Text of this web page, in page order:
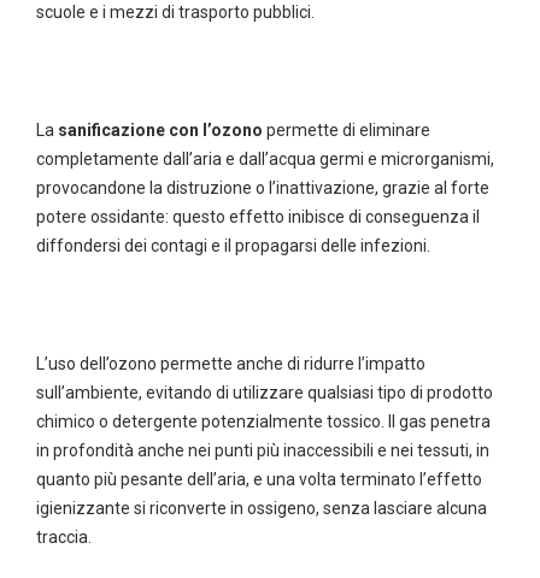
scuole e i mezzi di trasporto pubblici.
La sanificazione con l’ozono permette di eliminare
completamente dall’aria e dall’acqua germi e microrganismi,
provocandone la distruzione o l’inattivazione, grazie al forte
potere ossidante: questo effetto inibisce di conseguenza il
diffondersi dei contagi e il propagarsi delle infezioni.
L’uso dell’ozono permette anche di ridurre l’impatto
sull’ambiente, evitando di utilizzare qualsiasi tipo di prodotto
chimico o detergente potenzialmente tossico. Il gas penetra
in profondità anche nei punti più inaccessibili e nei tessuti, in
quanto più pesante dell’aria, e una volta terminato l’effetto
igienizzante si riconverte in ossigeno, senza lasciare alcuna
traccia.